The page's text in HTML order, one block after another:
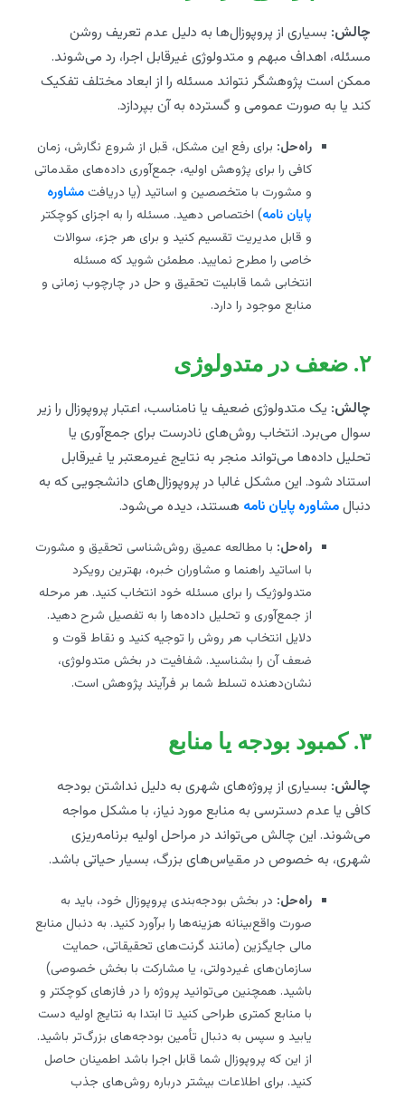
چالش:بسیاری از پروپوزال‌ها به دلیل عدم تعریف روشن
مسئله، اهداف مبهم و متدولوژی غیرقابل اجرا، رد می‌شوند.
ممکن است پژوهشگر نتواند مسئله را از ابعاد مختلف تفکیک
کند یا به صورت عمومی و گسترده به آن بپردازد.
راه‌حل:برای رفع این مشکل، قبل از شروع نگارش، زمان
کافی را برای پژوهش اولیه، جمع‌آوری داده‌های مقدماتی
و مشورت با متخصصین و اساتید (یا دریافتمشاوره
پایان نامه) اختصاص دهید. مسئله را به اجزای کوچکتر
و قابل مدیریت تقسیم کنید و برای هر جزء، سوالات
خاصی را مطرح نمایید. مطمئن شوید که مسئله
انتخابی شما قابلیت تحقیق و حل در چارچوب زمانی و
منابع موجود را دارد.
چالش:یک متدولوژی ضعیف یا نامناسب، اعتبار پروپوزال را زیر
سوال می‌برد. انتخاب روش‌های نادرست برای جمع‌آوری یا
تحلیل داده‌ها می‌تواند منجر به نتایج غیرمعتبر یا غیرقابل
استناد شود. این مشکل غالبا در پروپوزال‌های دانشجویی که به
دنبالمشاوره پایان نامههستند، دیده می‌شود.
راه‌حل:با مطالعه عمیق روش‌شناسی تحقیق و مشورت
با اساتید راهنما و مشاوران خبره، بهترین رویکرد
متدولوژیک را برای مسئله خود انتخاب کنید. هر مرحله
از جمع‌آوری و تحلیل داده‌ها را به تفصیل شرح دهید.
دلایل انتخاب هر روش را توجیه کنید و نقاط قوت و
ضعف آن را بشناسید. شفافیت در بخش متدولوژی،
نشان‌دهنده تسلط شما بر فرآیند پژوهش است.
چالش:بسیاری از پروژه‌های شهری به دلیل نداشتن بودجه
کافی یا عدم دسترسی به منابع مورد نیاز، با مشکل مواجه
می‌شوند. این چالش می‌تواند در مراحل اولیه برنامه‌ریزی
شهری، به خصوص در مقیاس‌های بزرگ، بسیار حیاتی باشد.
راه‌حل:در بخش بودجه‌بندی پروپوزال خود، باید به
صورت واقع‌بینانه هزینه‌ها را برآورد کنید. به دنبال منابع
مالی جایگزین (مانند گرنت‌های تحقیقاتی، حمایت
سازمان‌های غیردولتی، یا مشارکت با بخش خصوصی)
باشید. همچنین می‌توانید پروژه‌ را در فازهای کوچکتر و
با منابع کمتری طراحی کنید تا ابتدا به نتایج اولیه دست
یابید و سپس به دنبال تأمین بودجه‌های بزرگ‌تر باشید.
از این که پروپوزال شما قابل اجرا باشد اطمینان حاصل
کنید. برای اطلاعات بیشتر درباره روش‌های جذب